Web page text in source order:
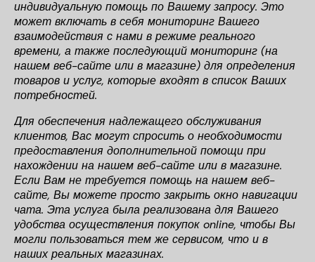
индивидуальную помощь по Вашему запросу. Это
может включать в себя мониторинг Вашего
взаимодействия с нами в режиме реального
времени, а также последующий мониторинг (на
нашем веб-сайте или в магазине) для определения
товаров и услуг, которые входят в список Ваших
потребностей.
Для обеспечения надлежащего обслуживания
клиентов, Вас могут спросить о необходимости
предоставления дополнительной помощи при
нахождении на нашем веб-сайте или в магазине.
Если Вам не требуется помощь на нашем веб-
сайте, Вы можете просто закрыть окно навигации
чата. Эта услуга была реализована для Вашего
удобства осуществления покупок online, чтобы Вы
могли пользоваться тем же сервисом, что и в
наших реальных магазинах.